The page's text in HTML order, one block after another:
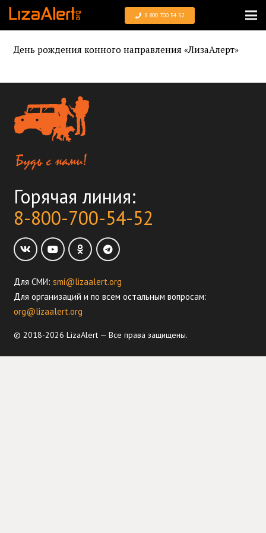
8 800 700 54 52
День рождения конного направления «ЛизаАлерт»
Горячая линия:
8-800-700-54-52
Для СМИ: smi@lizaalert.org
Для организаций и по всем остальным вопросам:
org@lizaalert.org
© 2018-2026 LizaAlert — Все права защищены.